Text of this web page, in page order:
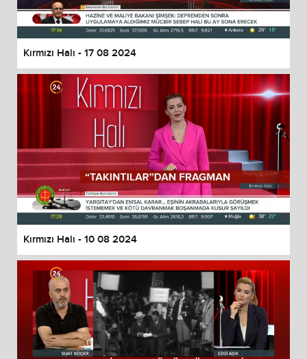
Kırmızı Halı - 17 08 2024
Kırmızı Halı - 10 08 2024